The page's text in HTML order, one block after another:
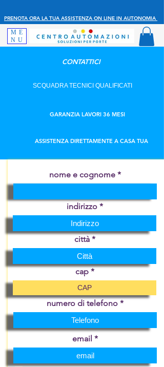
PRENOTA ORA LA TUA ASSISTENZA ON LINE IN AUTONOMIA
ME
NU
CONTATTICI
SCQUADRA TECNICI QUALIFICATI
GARANZIA LAVORI 36 MESI
ASSISTENZA DIRETTAMENTE A CASA TUA
nome e cognome
indirizzo
città
cap
numero di telefono
email